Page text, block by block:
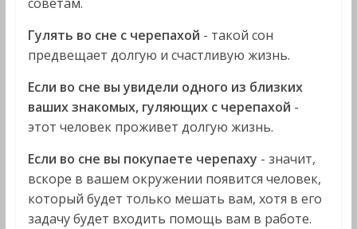
Гулять во сне с черепахой - такой сон
предвещает долгую и счастливую жизнь.
Если во сне вы увидели одного из близких
ваших знакомых, гуляющих с черепахой -
этот человек проживет долгую жизнь.
Если во сне вы покупаете черепаху - значит,
вскоре в вашем окружении появится человек,
который будет только мешать вам, хотя в его
задачу будет входить помощь вам в работе.